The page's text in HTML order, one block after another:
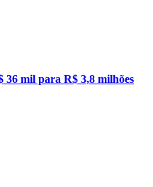
36 mil para R$ 3,8 milhões